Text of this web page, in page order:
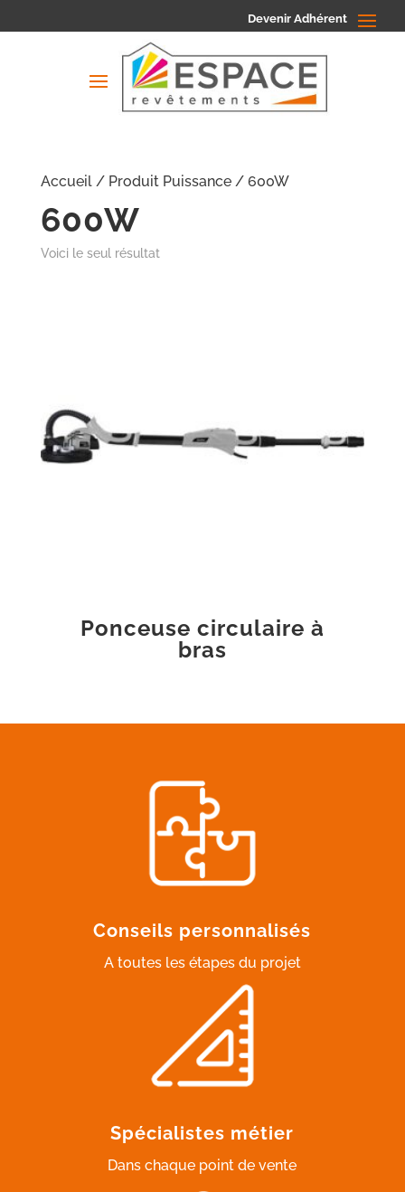
Devenir Adhérent
Accueil/ Produit Puissance / 600W
600W
Voici le seul résultat
Ponceuse circulaire à
bras
Conseils personnalisés
A toutes les étapes du projet
Spécialistes métier
Dans chaque point de vente